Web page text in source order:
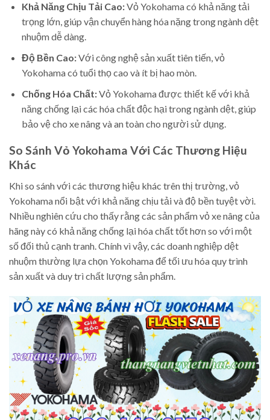
Khả Năng Chịu Tải Cao:Vỏ Yokohama có khả năng tải
trọng lớn, giúp vận chuyển hàng hóa nặng trong ngành dệt
nhuộm dễ dàng.
Độ Bền Cao:Với công nghệ sản xuất tiên tiến, vỏ
Yokohama có tuổi thọ cao và ít bị hao mòn.
Chống Hóa Chất:Vỏ Yokohama được thiết kế với khả
năng chống lại các hóa chất độc hại trong ngành dệt, giúp
bảo vệ cho xe nâng và an toàn cho người sử dụng.
So Sánh Vỏ Yokohama Với Các Thương Hiệu
Khác
Khi so sánh với các thương hiệu khác trên thị trường, vỏ
Yokohama nổi bật với khả năng chịu tải và độ bền tuyệt vời.
Nhiều nghiên cứu cho thấy rằng các sản phẩm vỏ xe nâng của
hãng này có khả năng chống lại hóa chất tốt hơn so với một
số đối thủ cạnh tranh. Chính vì vậy, các doanh nghiệp dệt
nhuộm thường lựa chọn Yokohama để tối ưu hóa quy trình
sản xuất và duy trì chất lượng sản phẩm.